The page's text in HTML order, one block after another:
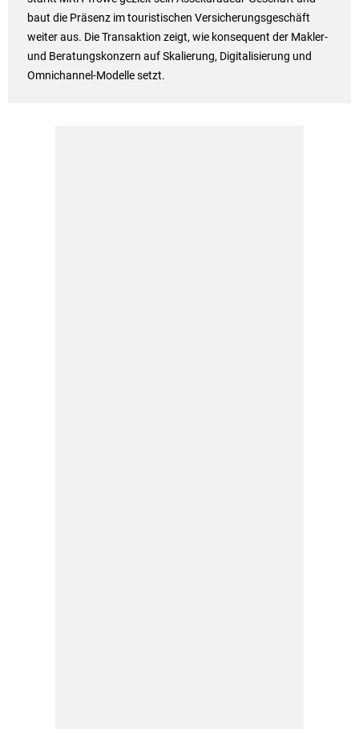
baut die Präsenz im touristischen Versicherungsgeschäft
weiter aus. Die Transaktion zeigt, wie konsequent der Makler-
und Beratungskonzern auf Skalierung, Digitalisierung und
Omnichannel-Modelle setzt.